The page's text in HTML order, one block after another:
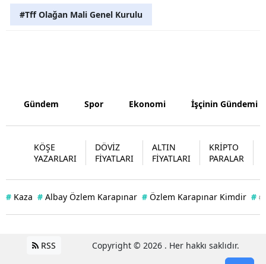
#Tff Olağan Mali Genel Kurulu
Gündem Spor Ekonomi İşçinin Gündemi
KÖŞE
YAZARLARI
DÖVİZ
FİYATLARI
ALTIN
FİYATLARI
KRİPTO
PARALAR
# Kaza # Albay Özlem Karapınar # Özlem Karapınar Kimdir #
RSS Copyright © 2026 . Her hakkı saklıdır.